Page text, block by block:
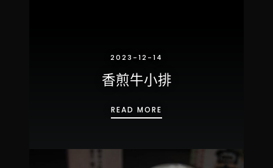
2023-12-14
香煎牛小排
READ MORE